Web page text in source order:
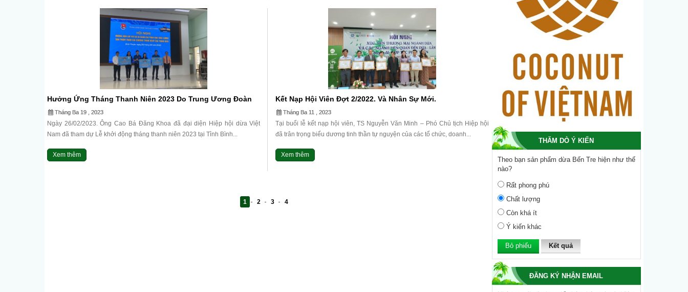
Hưởng Ứng Tháng Thanh Niên 2023 Do Trung Ương Đoàn
Thanh Niên Cộng Sản Hồ Chí Minh Phát Động Và Trao Tặng
Cây Dừa Cho Các Địa Phương.
Tháng Ba 19 , 2023
Ngày 26/02/2023. Ông Cao Bá Đăng Khoa đã đại diện Hiệp hội dừa Việt
Nam đã tham dự Lễ khởi động tháng thanh niên 2023 tại Tỉnh Bình...
Xem thêm
Kết Nạp Hội Viên Đợt 2/2022. Và Nhân Sự Mới.
Tháng Ba 11 , 2023
Tại buổi lễ kết nạp hội viên, TS Nguyễn Văn Minh – Phó Chủ tịch Hiệp hội
đã trân trọng biểu dương tinh thần tự nguyện của các tổ chức, doanh...
Xem thêm
1 2 3 4
THĂM DÒ Ý KIẾN
Theo bạn sản phẩm dừa Bến Tre hiện như thế
nào?
Rất phong phú
Chất lượng
Còn khá ít
Ý kiến khác
Kết quả
ĐĂNG KÝ NHẬN EMAIL